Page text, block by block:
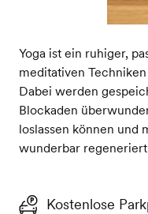
Yoga ist ein ruhiger,
meditativen
Dabei werden
Blockaden
loslassen können und
wunderbar
Kostenlose